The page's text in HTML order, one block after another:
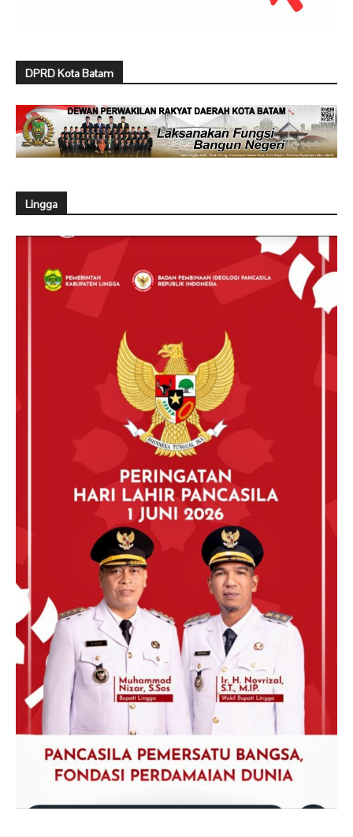
DPRD Kota Batam
Lingga